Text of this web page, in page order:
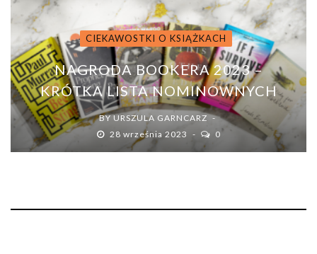
CIEKAWOSTKI O KSIĄŻKACH
NAGRODA BOOKERA 2023 –
KRÓTKA LISTA NOMINOWNYCH
BYURSZULA GARNCARZ
28 września 2023
0